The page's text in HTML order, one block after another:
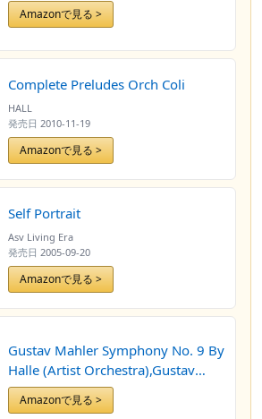
Amazonで見る >
Complete Preludes Orch Coli
HALL
発売日 2010-11-19
Amazonで見る >
Self Portrait
Asv Living Era
発売日 2005-09-20
Amazonで見る >
Gustav Mahler Symphony No. 9 By
Halle (Artist Orchestra),Gustav
Mahler (Composer),Sir Mark Elder
(Conductor Performer) (2015-03-
Amazonで見る >